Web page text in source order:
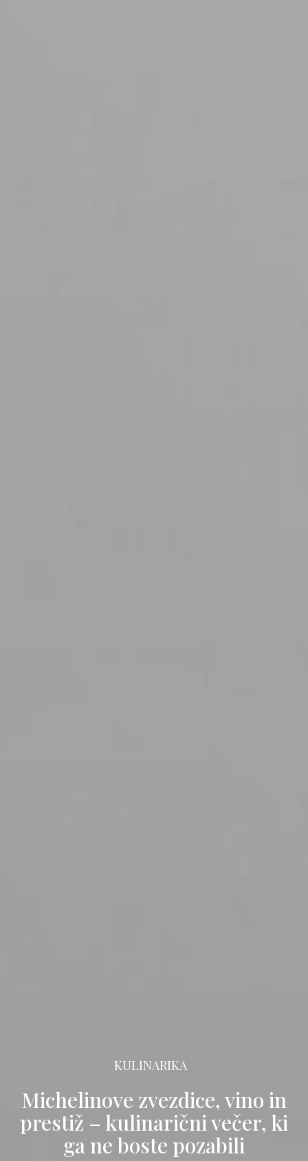
KULINARIKA
Michelinove zvezdice, vino in
prestiž – kulinarični večer, ki
ga ne boste pozabili